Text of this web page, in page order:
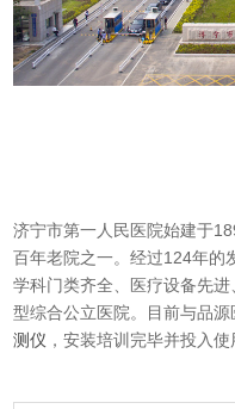
济宁市第一人民医院始建于
百年老院之一。经过124年的
学科门类齐全、医疗设备先
型综合公立医院。
目前与品
测仪 ，安装培训完毕并投入使